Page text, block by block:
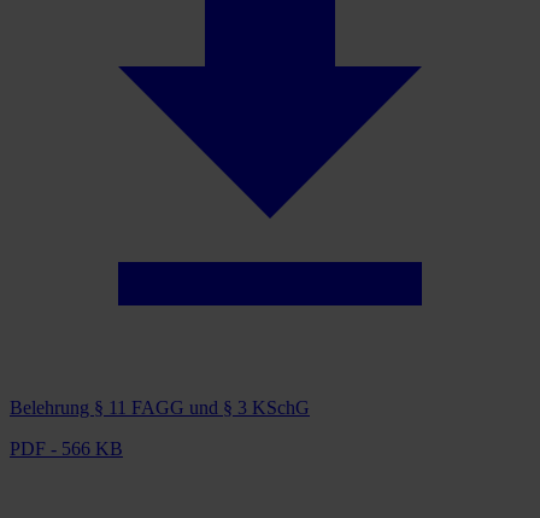
Belehrung § 11 FAGG und § 3 KSchG
PDF - 566 KB